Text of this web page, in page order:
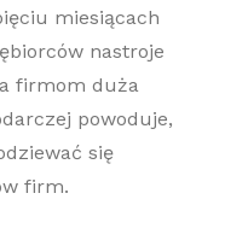
miesiącach
nastroje
firmom duża
powoduje,
się
firm.